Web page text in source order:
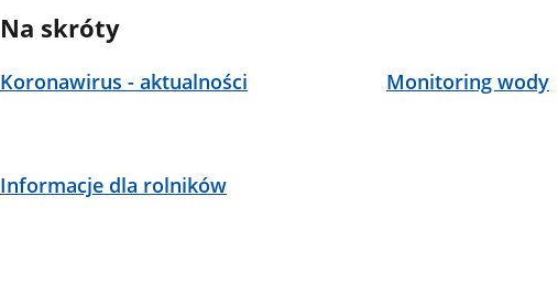
Na skróty
Koronawirus - aktualności Monitoring wody
Informacje dla rolników